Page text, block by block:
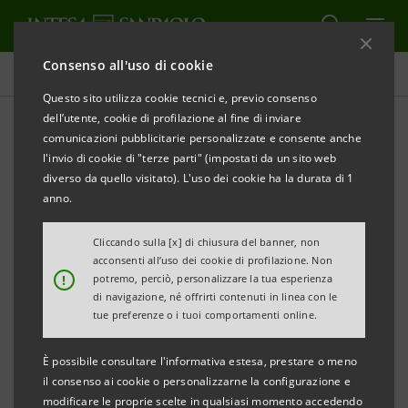
Consenso all'uso di cookie
Questo sito utilizza cookie tecnici e, previo consenso
dell’utente, cookie di profilazione al fine di inviare
comunicazioni pubblicitarie personalizzate e consente anche
l'invio di cookie di "terze parti" (impostati da un sito web
diverso da quello visitato). L'uso dei cookie ha la durata di 1
anno.
!
Cliccando sulla [x] di chiusura del banner, non
acconsenti all’uso dei cookie di profilazione. Non
potremo, perciò, personalizzare la tua esperienza
di navigazione, né offrirti contenuti in linea con le
tue preferenze o i tuoi comportamenti online.
È possibile consultare l'informativa estesa, prestare o meno
il consenso ai cookie o personalizzarne la configurazione e
modificare le proprie scelte in qualsiasi momento accedendo
Comunicati stampa
STAMPA AGGIORNA
INTESA SANPAOLO: DA FIRENZE AL VIAOBIETTIVO
ITALIA 2026 DELLA DIVISIONE IMI CIB
Investment Banking torna con un
calendario di otto tappe sul territorio
nazionale
La terza edizione ha preso il via da Firenze,
con imprenditori e manager a confronto su
scenari economici e geopolitici, gestione